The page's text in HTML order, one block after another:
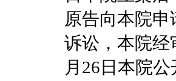
原告向本院
诉讼，本院经
月26日本院